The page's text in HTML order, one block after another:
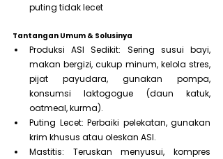
puting tidak lecet
Tantangan Umum & Solusinya
Produksi ASI Sedikit: Sering susui bayi,
makan bergizi, cukup minum, kelola stres,
pijat payudara, gunakan pompa,
konsumsi laktogogue (daun katuk,
oatmeal, kurma).
Puting Lecet: Perbaiki pelekatan, gunakan
krim khusus atau oleskan ASI.
Mastitis: Teruskan menyusui, kompres